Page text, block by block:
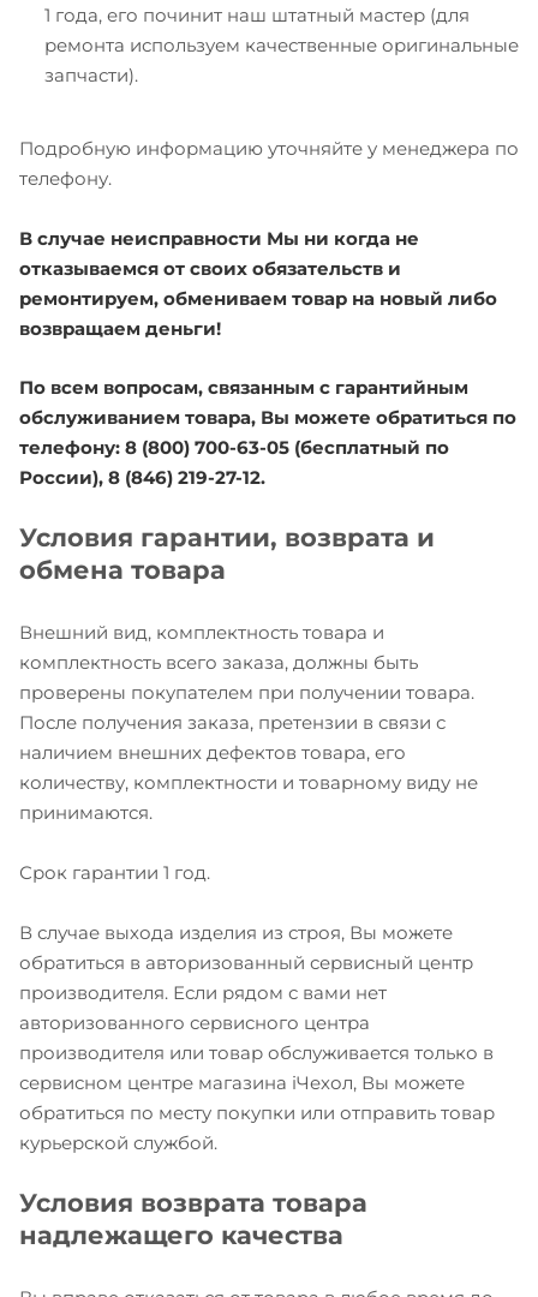
1 года, его починит наш штатный мастер (для
ремонта используем качественные оригинальные
запчасти).
Подробную информацию уточняйте у менеджера по
телефону.
В случае неисправности Мы ни когда не
отказываемся от своих обязательств и
ремонтируем, обмениваем товар на новый либо
возвращаем деньги!
По всем вопросам, связанным с гарантийным
обслуживанием товара, Вы можете обратиться по
телефону: 8 (800) 700-63-05 (бесплатный по
России), 8 (846) 219-27-12.
Условия гарантии, возврата и
обмена товара
Внешний вид, комплектность товара и
комплектность всего заказа, должны быть
проверены покупателем при получении товара.
После получения заказа, претензии в связи с
наличием внешних дефектов товара, его
количеству, комплектности и товарному виду не
принимаются.
Срок гарантии 1 год.
В случае выхода изделия из строя, Вы можете
обратиться в авторизованный сервисный центр
производителя. Если рядом с вами нет
авторизованного сервисного центра
производителя или товар обслуживается только в
сервисном центре магазина iЧехол, Вы можете
обратиться по месту покупки или отправить товар
курьерской службой.
Условия возврата товара
надлежащего качества